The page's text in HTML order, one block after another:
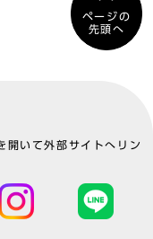
ページの
先頭へ
開いて外部サイトへリン